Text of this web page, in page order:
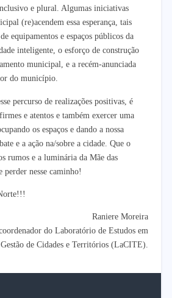
e plural. Algumas iniciativas
(re)acendem essa esperança, tais
equipamentos e espaços públicos da
inteligente, o esforço de construção
municipal, e a recém-anunciada
do município.
percurso de realizações positivas, é
e atentos e também exercer uma
os espaços e dando a nossa
e a ação na/sobre a cidade. Que o
rumos e a luminária da Mãe das
perder nesse caminho!
Raniere Moreira
do Laboratório de Estudos em
Gestão de Cidades e Territórios (LaCITE).